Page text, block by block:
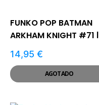
FUNKO POP BATMAN
ARKHAM KNIGHT #71 |
BATMAN
14,95 €
AGOTADO